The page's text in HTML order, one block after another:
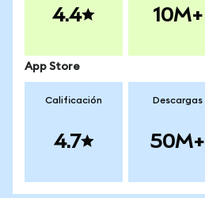
4.4 10M+
App Store
Calificación
4.7
Descargas
50M+